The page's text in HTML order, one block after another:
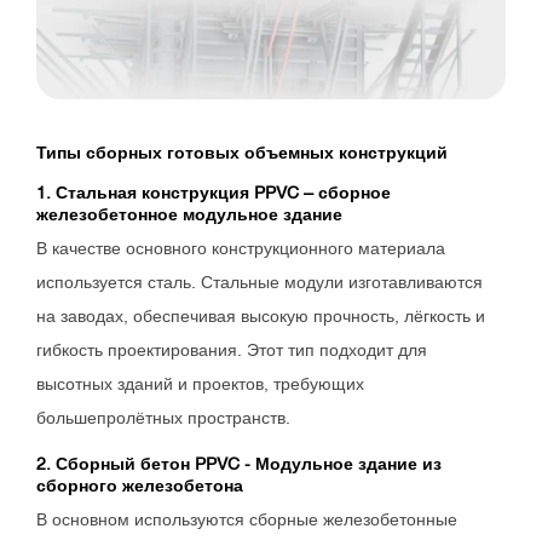
Типы сборных готовых объемных конструкций
1. Стальная конструкция PPVC – сборное
железобетонное модульное здание
В качестве основного конструкционного материала
используется сталь. Стальные модули изготавливаются
на заводах, обеспечивая высокую прочность, лёгкость и
гибкость проектирования. Этот тип подходит для
высотных зданий и проектов, требующих
большепролётных пространств.
2. Сборный бетон PPVC - Модульное здание из
сборного железобетона
В основном используются сборные железобетонные